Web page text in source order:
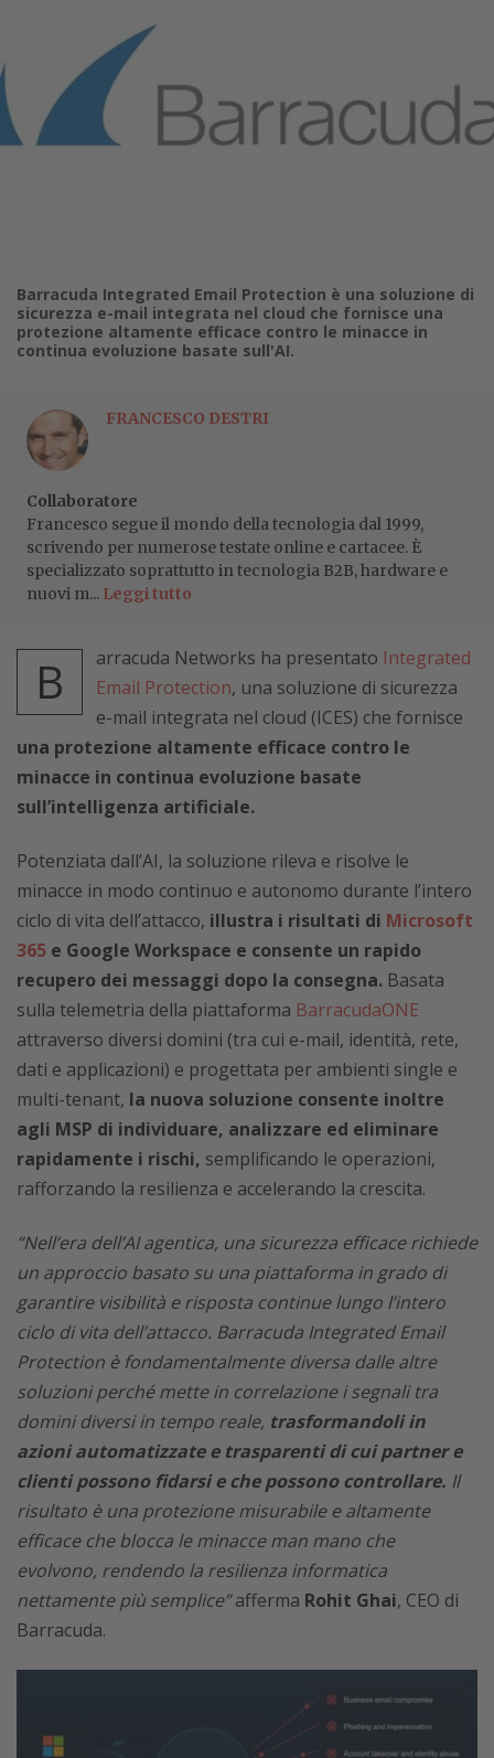
Barracuda Integrated Email Protection è una soluzione di
sicurezza e-mail integrata nel cloud che fornisce una
protezione altamente efficace contro le minacce in
continua evoluzione basate sull'AI.
FRANCESCO DESTRI
Collaboratore
Francesco segue il mondo della tecnologia dal 1999,
scrivendo per numerose testate online e cartacee. È
specializzato soprattutto in tecnologia B2B, hardware e
nuovi m... Leggi tutto
B arracuda Networks ha presentato Integrated
Email Protection, una soluzione di sicurezza
e-mail integrata nel cloud (ICES) che fornisce
una protezione altamente efficace contro le
minacce in continua evoluzione basate
sull’intelligenza artificiale.
Potenziata dall’AI, la soluzione rileva e risolve le
minacce in modo continuo e autonomo durante l’intero
ciclo di vita dell’attacco, illustra i risultati di Microsoft
365 e Google Workspace e consente un rapido
recupero dei messaggi dopo la consegna. Basata
sulla telemetria della piattaforma BarracudaONE
attraverso diversi domini (tra cui e-mail, identità, rete,
dati e applicazioni) e progettata per ambienti single e
multi-tenant, la nuova soluzione consente inoltre
agli MSP di individuare, analizzare ed eliminare
rapidamente i rischi, semplificando le operazioni,
rafforzando la resilienza e accelerando la crescita.
“Nell’era dell’AI agentica, una sicurezza efficace richiede
un approccio basato su una piattaforma in grado di
garantire visibilità e risposta continue lungo l’intero
ciclo di vita dell’attacco. Barracuda Integrated Email
Protection è fondamentalmente diversa dalle altre
soluzioni perché mette in correlazione i segnali tra
domini diversi in tempo reale, trasformandoli in
azioni automatizzate e trasparenti di cui partner e
clienti possono fidarsi e che possono controllare. Il
risultato è una protezione misurabile e altamente
efficace che blocca le minacce man mano che
evolvono, rendendo la resilienza informatica
nettamente più semplice”afferma Rohit Ghai, CEO di
Barracuda.